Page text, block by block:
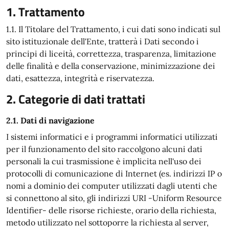
1. Trattamento
1.1. Il Titolare del Trattamento, i cui dati sono indicati sul
sito istituzionale dell'Ente, tratterà i Dati secondo i
principi di liceità, correttezza, trasparenza, limitazione
delle finalità e della conservazione, minimizzazione dei
dati, esattezza, integrità e riservatezza.
2. Categorie di dati trattati
2.1. Dati di navigazione
I sistemi informatici e i programmi informatici utilizzati
per il funzionamento del sito raccolgono alcuni dati
personali la cui trasmissione è implicita nell'uso dei
protocolli di comunicazione di Internet (es. indirizzi IP o
nomi a dominio dei computer utilizzati dagli utenti che
si connettono al sito, gli indirizzi URI -Uniform Resource
Identifier- delle risorse richieste, orario della richiesta,
metodo utilizzato nel sottoporre la richiesta al server,